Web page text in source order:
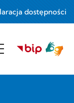
dostępności